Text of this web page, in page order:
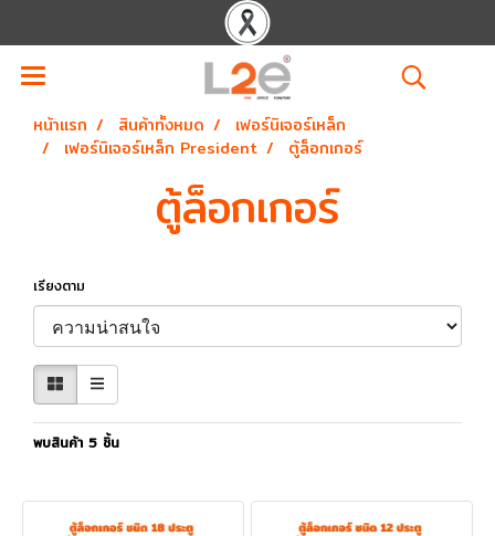
หน้าแรก สินค้าทั้งหมด
เฟอร์นิเจอร์เหล็ก
เฟอร์นิเจอร์เหล็ก President
ตู้ล็อกเกอร์
ตู้ล็อกเกอร์
เรียงตาม
พบสินค้า 5 ชิ้น